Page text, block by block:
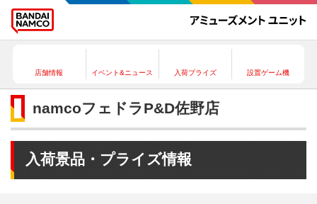
店舗情報 イベント&ニュース 入荷プライズ 設置ゲーム機
namcoフェドラP&D佐野店
入荷景品・プライズ情報